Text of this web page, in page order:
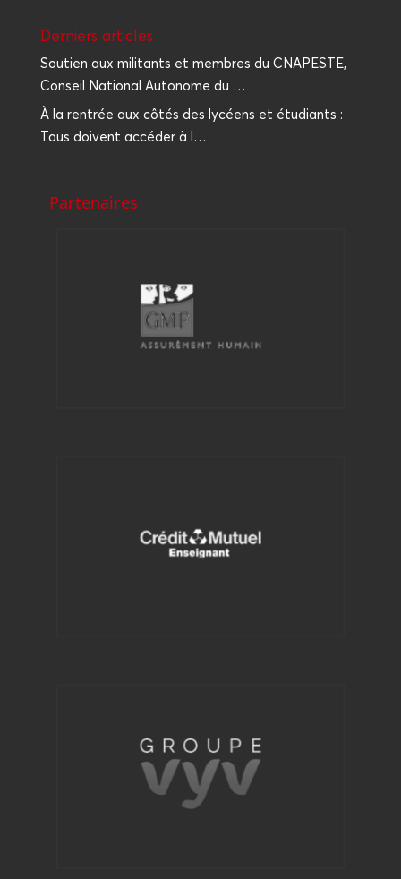
Der­niers articles
Sou­tien aux mili­tants et membres du CNAPESTE,
Conseil Natio­nal Auto­nome du …
À la ren­trée aux côtés des lycéens et étu­diants :
Tous doivent accé­der à l…
Partenaires